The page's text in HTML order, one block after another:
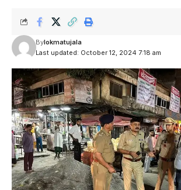
Last updated: October 12, 2024 7:18 am
Bylokmatujala